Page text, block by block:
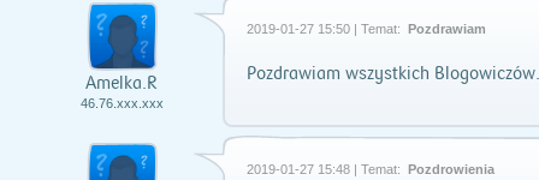
Amelka.R
46.76.xxx.xxx
2019-01-27 15:50 | Temat: Pozdrawiam
Pozdrawiam wszystkich Blogowiczów.
2019-01-27 15:48 | Temat: Pozdrowienia